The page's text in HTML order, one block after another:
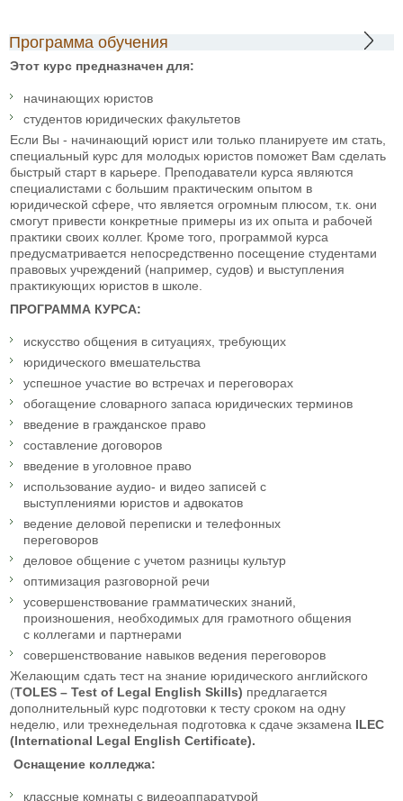
Программа обучения
Этот курс предназначен для:
начинающих юристов
студентов юридических факультетов
Если Вы - начинающий юрист или только планируете им стать,
специальный курс для молодых юристов поможет Вам сделать
быстрый старт в карьере. Преподаватели курса являются
специалистами с большим практическим опытом в
юридической сфере, что является огромным плюсом, т.к. они
смогут привести конкретные примеры из их опыта и рабочей
практики своих коллег. Кроме того, программой курса
предусматривается непосредственно посещение студентами
правовых учреждений (например, судов) и выступления
практикующих юристов в школе.
ПРОГРАММА КУРСА:
искусство общения в ситуациях, требующих
юридического вмешательства
успешное участие во встречах и переговорах
обогащение словарного запаса юридических терминов
введение в гражданское право
составление договоров
введение в уголовное право
использование аудио- и видео записей с
выступлениями юристов и адвокатов
ведение деловой переписки и телефонных
переговоров
деловое общение с учетом разницы культур
оптимизация разговорной речи
усовершенствование грамматических знаний,
произношения, необходимых для грамотного общения
с коллегами и партнерами
совершенствование навыков ведения переговоров
Желающим сдать тест на знание юридического английского
(TOLES – Test of Legal English Skills) предлагается
дополнительный курс подготовки к тесту сроком на одну
неделю, или трехнедельная подготовка к сдаче экзамена ILEC
(International Legal English Certificate).
Оснащение колледжа:
классные комнаты с видеоаппаратурой